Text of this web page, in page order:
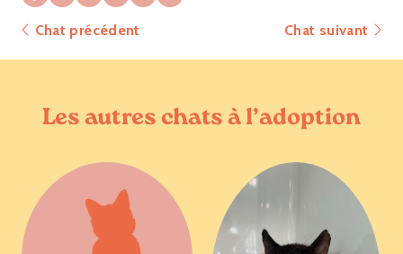
Chat précédent Chat suivant
Les autres chats à l’adoption